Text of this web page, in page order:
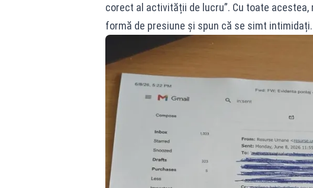
corect al activității de lucru”. Cu toate
formă de presiune și spun că se simt intimidați.